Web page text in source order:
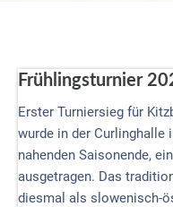
Frühlingsturnier
Erster Turniersieg für
wurde in der Curlinghalle
nahenden Saisonende,
ausgetragen. Das
diesmal als slowenisch-